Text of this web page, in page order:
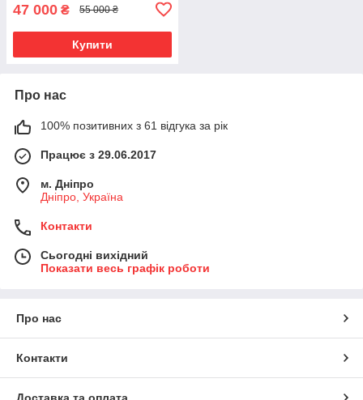
47 000 ₴ 55 000 ₴
Купити
Про нас
100% позитивних з 61 відгука за рік
Працює з 29.06.2017
м. Дніпро
Дніпро, Україна
Контакти
Сьогодні вихідний
Показати весь графік роботи
Про нас
Контакти